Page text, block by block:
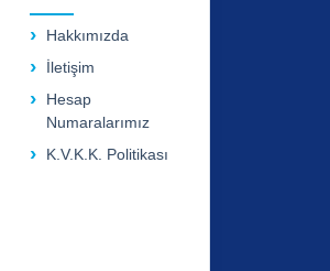
Hakkımızda
İletişim
Hesap
Numaralarımız
K.V.K.K. Politikası